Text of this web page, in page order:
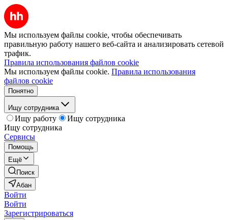
Мы используем файлы cookie, чтобы обеспечивать
правильную работу нашего веб-сайта и анализировать сетевой
трафик.
Правила использования файлов cookie
Мы используем файлы cookie. Правила использования
файлов cookie
Понятно
Ищу сотрудника
Ищу работу
Ищу сотрудника
Ищу сотрудника
Сервисы
Помощь
Ещё
Поиск
Абан
Войти
Войти
Зарегистрироваться